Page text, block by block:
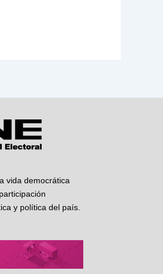
vida democrática
y política del país.